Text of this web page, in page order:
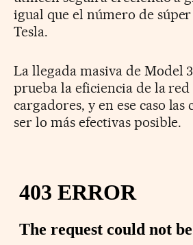
igual que el número de
Tesla.
La llegada masiva de Model
prueba la eficiencia de la red
cargadores, y en ese caso las
ser lo más efectivas posible.